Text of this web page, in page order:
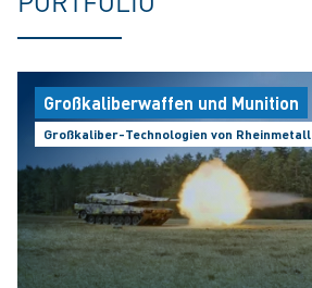
Großkaliberwaffen und Munition
Großkaliber-Technologien von Rheinmetall